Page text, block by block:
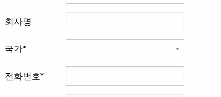
회사명
국가
전화번호